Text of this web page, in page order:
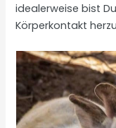
idealerweise bist
Körperkontakt